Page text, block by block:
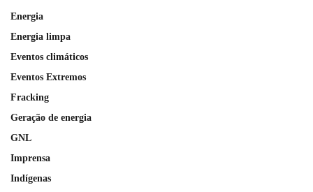
Energia
Energia limpa
Eventos climáticos
Eventos Extremos
Fracking
Geração de energia
GNL
Imprensa
Indígenas